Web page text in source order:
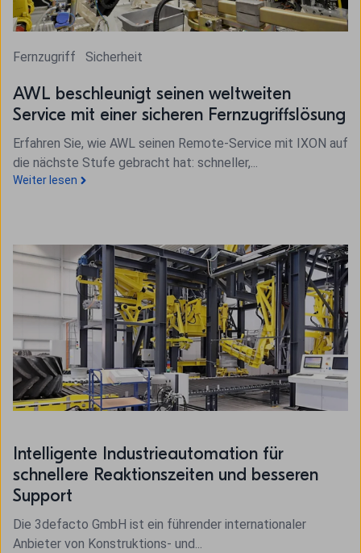
Fernzugriff Sicherheit
AWL beschleunigt seinen weltweiten
Service mit einer sicheren Fernzugriffslösung
Erfahren Sie, wie AWL seinen Remote-Service mit IXON auf
die nächste Stufe gebracht hat: schneller,...
Weiter lesen
Intelligente Industrieautomation für
schnellere Reaktionszeiten und besseren
Support
Die 3defacto GmbH ist ein führender internationaler
Anbieter von Konstruktions- und...